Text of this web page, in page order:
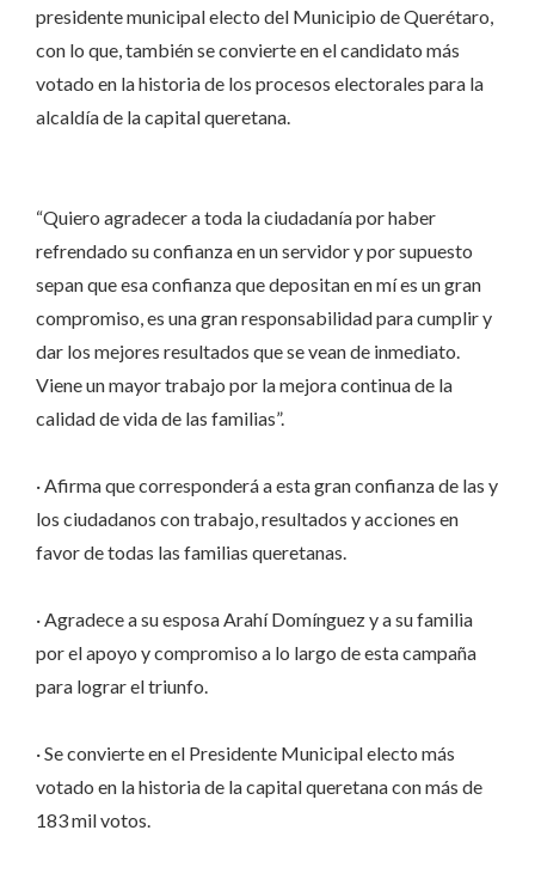
presidente municipal electo del Municipio de Querétaro,
con lo que, también se convierte en el candidato más
votado en la historia de los procesos electorales para la
alcaldía de la capital queretana.
“Quiero agradecer a toda la ciudadanía por haber
refrendado su confianza en un servidor y por supuesto
sepan que esa confianza que depositan en mí es un gran
compromiso, es una gran responsabilidad para cumplir y
dar los mejores resultados que se vean de inmediato.
Viene un mayor trabajo por la mejora continua de la
calidad de vida de las familias”.
· Afirma que corresponderá a esta gran confianza de las y
los ciudadanos con trabajo, resultados y acciones en
favor de todas las familias queretanas.
· Agradece a su esposa Arahí Domínguez y a su familia
por el apoyo y compromiso a lo largo de esta campaña
para lograr el triunfo.
· Se convierte en el Presidente Municipal electo más
votado en la historia de la capital queretana con más de
183 mil votos.